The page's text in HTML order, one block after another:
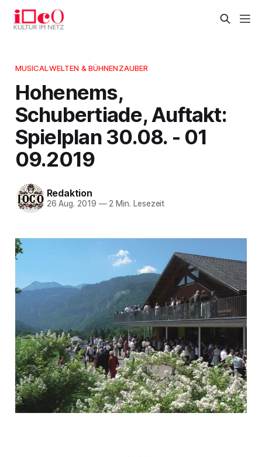
MUSICALWELTEN & BÜHNENZAUBER
Hohenems,
Schubertiade, Auftakt:
Spielplan 30.08. - 01
09.2019
Redaktion
26 Aug. 2019 —2 Min. Lesezeit